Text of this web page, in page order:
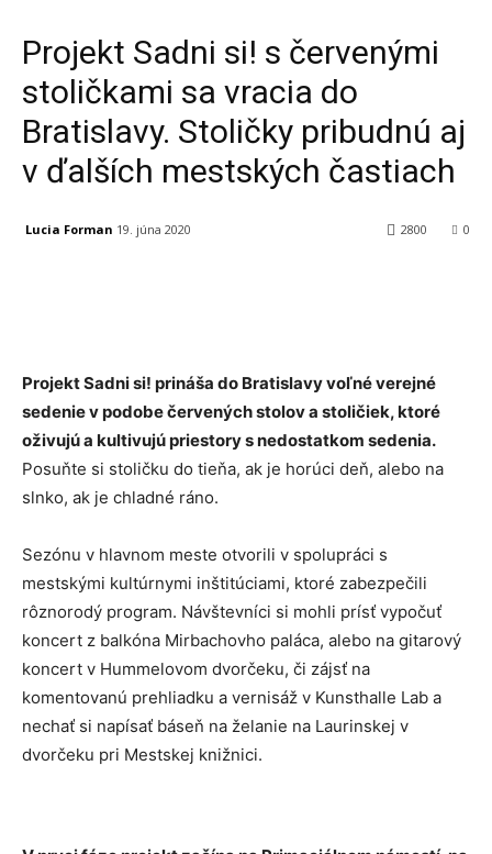
Projekt Sadni si! s červenými
stoličkami sa vracia do
Bratislavy. Stoličky pribudnú aj
v ďalších mestských častiach
Lucia Forman 19. júna 2020 0
2800
Projekt Sadni si! prináša do Bratislavy voľné verejné
sedenie v podobe červených stolov a stoličiek, ktoré
oživujú a kultivujú priestory s nedostatkom sedenia.
Posuňte si stoličku do tieňa, ak je horúci deň, alebo na
slnko, ak je chladné ráno.
Sezónu v hlavnom meste otvorili v spolupráci s
mestskými kultúrnymi inštitúciami, ktoré zabezpečili
rôznorodý program. Návštevníci si mohli prísť vypočuť
koncert z balkóna Mirbachovho paláca, alebo na gitarový
koncert v Hummelovom dvorčeku, či zájsť na
komentovanú prehliadku a vernisáž v Kunsthalle Lab a
nechať si napísať báseň na želanie na Laurinskej v
dvorčeku pri Mestskej knižnici.